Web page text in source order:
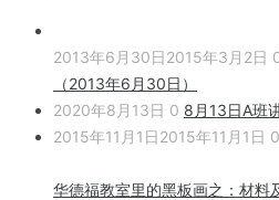
2013年6月30日2015年3月2日
（2013年6月30日）
2020年8月13日 0 8月13日A班
2015年11月1日2015年11月1日 0
华德福教室里的黑板画之：材料